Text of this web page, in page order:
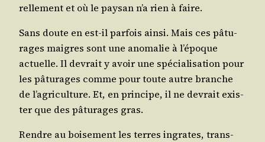
rel­le­ment et où le pay­san n’a rien à faire.
Sans doute en est-il par­fois ain­si. Mais ces pâtu­
rages maigres sont une ano­ma­lie à l’é­poque
actuelle. Il devrait y avoir une spé­cia­li­sa­tion pour
les pâtu­rages comme pour toute autre branche
de l’a­gri­cul­ture. Et, en prin­cipe, il ne devrait exis­
ter que des pâtu­rages gras.
Rendre au boi­se­ment les terres ingrates, trans­